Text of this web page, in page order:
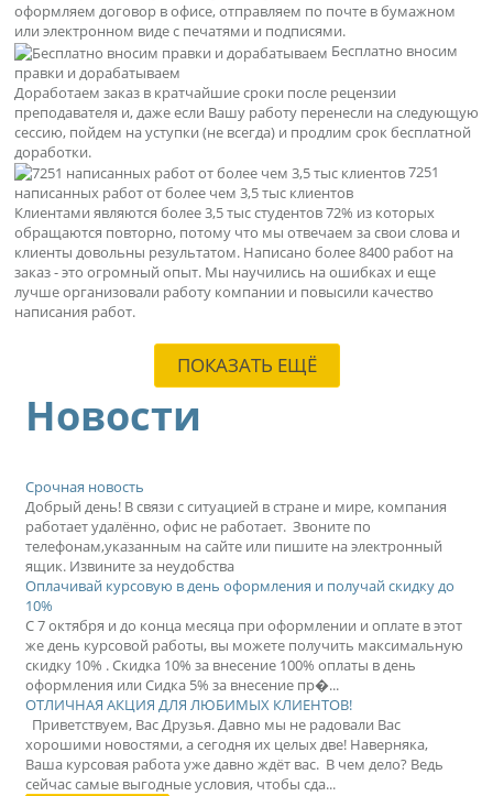
оформляем договор в офисе, отправляем по почте в бумажном
или электронном виде с печатями и подписями.
Бесплатно вносим
правки и дорабатываем
Доработаем заказ в кратчайшие сроки после рецензии
преподавателя и, даже если Вашу работу перенесли на следующую
сессию, пойдем на уступки (не всегда) и продлим срок бесплатной
доработки.
7251
написанных работ от более чем 3,5 тыс клиентов
Клиентами являются более 3,5 тыс студентов 72% из которых
обращаются повторно, потому что мы отвечаем за свои слова и
клиенты довольны результатом. Написано более 8400 работ на
заказ - это огромный опыт. Мы научились на ошибках и еще
лучше организовали работу компании и повысили качество
написания работ.
ПОКАЗАТЬ ЕЩЁ
Новости
Срочная новость
Добрый день! В связи с ситуацией в стране и мире, компания
работает удалённо, офис не работает. Звоните по
телефонам,указанным на сайте или пишите на электронный
ящик. Извините за неудобства
Оплачивай курсовую в день оформления и получай скидку до
10%
С 7 октября и до конца месяца при оформлении и оплате в этот
же день курсовой работы, вы можете получить максимальную
скидку 10% . Скидка 10% за внесение 100% оплаты в день
оформления или Сидка 5% за внесение пр�...
ОТЛИЧНАЯ АКЦИЯ ДЛЯ ЛЮБИМЫХ КЛИЕНТОВ!
Приветствуем, Вас Друзья. Давно мы не радовали Вас
хорошими новостями, а сегодня их целых две! Наверняка,
Ваша курсовая работа уже давно ждёт вас. В чем дело? Ведь
сейчас самые выгодные условия, чтобы сда...